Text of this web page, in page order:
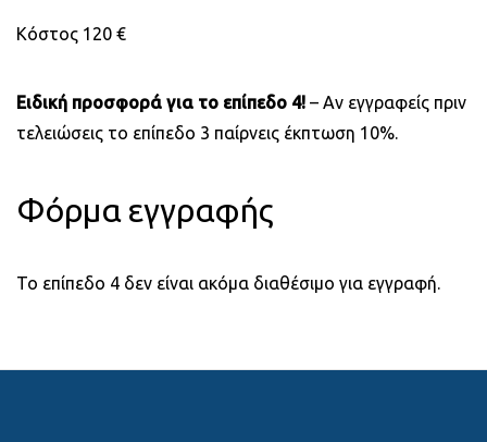
Κόστος 120 €
Ειδική προσφορά για το επίπεδο 4! – Αν εγγραφείς πριν
τελειώσεις το επίπεδο 3 παίρνεις έκπτωση 10%.
Φόρμα εγγραφής
Το επίπεδο 4 δεν είναι ακόμα διαθέσιμο για εγγραφή.